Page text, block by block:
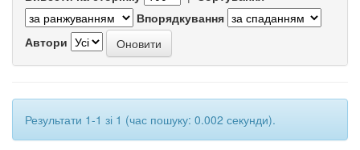
Впорядкування
Автори
Результати 1-1 зі 1 (час пошуку: 0.002 секунди).